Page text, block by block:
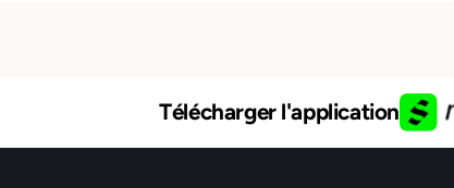
Télécharger l'application